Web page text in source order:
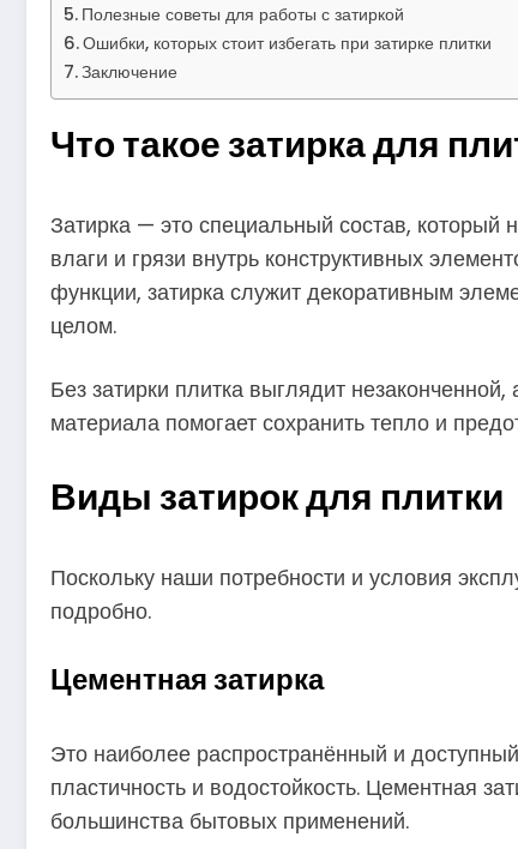
Полезные советы для работы с затиркой
Ошибки, которых стоит избегать при затирке плитки
Заключение
Что такое затирка для
Затирка — это специальный состав,
влаги и грязи внутрь конструктивных
функции, затирка служит декоративным
целом.
Без затирки плитка выглядит
материала помогает сохранить тепло и
Виды затирок для плитки
Поскольку наши потребности и условия
подробно.
Цементная затирка
Это наиболее распространённый и
пластичность и водостойкость. Цементная
большинства бытовых применений.